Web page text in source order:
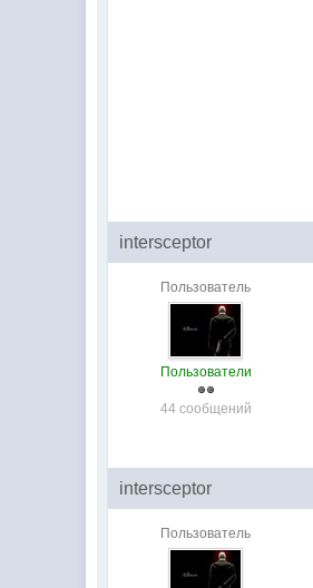
intersceptor
Пользователь
Пользователи
44 сообщений
intersceptor
Пользователь